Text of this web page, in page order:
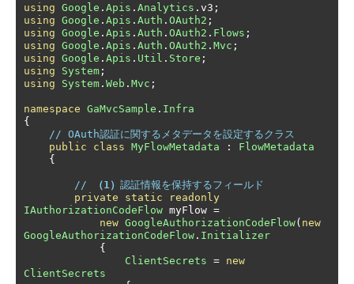
using Google . Apis . Analytics . v3 ;
using Google . Apis . Auth . OAuth2 ;
using Google . Apis . Auth . OAuth2 . Flows ;
using Google . Apis . Auth . OAuth2 . Mvc ;
using Google . Apis . Util . Store ;
using
System ;
using
System . Web . Mvc ;
namespace GaMvcSample . Infra
{
// OAuth認証に関するメタデータを設定するクラス
public
class MyFlowMetadata :
FlowMetadata
{
// （1） 認証情報を保持するフィールド
private
static
readonly
IAuthorizationCodeFlow myFlow =
new GoogleAuthorizationCodeFlow( new
GoogleAuthorizationCodeFlow . Initializer
{
ClientSecrets = new
ClientSecrets